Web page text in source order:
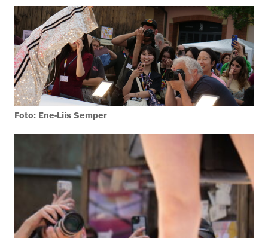
Foto: Ene-Liis Semper